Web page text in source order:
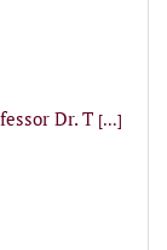
Dr. T [...]